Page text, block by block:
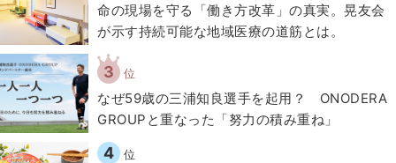
​命の現場を守る「働き方改革」の真実。晃友会
が示す持続可能な地域医療の道筋とは。
3 位
なぜ59歳の三浦知良選手を起用？ ONODERA
GROUPと重なった「努力の積み重ね」
4 位